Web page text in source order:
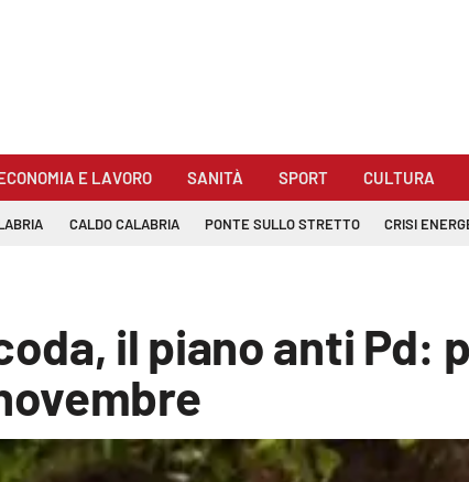
E LAVORO SANITÀ SPORT CULTURA
CALDO CALABRIA PONTE SULLO STRETTO CRISI
il piano anti Pd: